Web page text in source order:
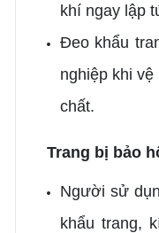
khí ngay lập
Đeo khẩu
nghiệp khi
chất.
Trang bị bảo
Người sử
khẩu trang,